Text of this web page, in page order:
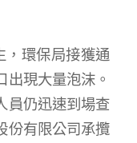
，環保局接獲通
現大量泡沫。
員仍迅速到場查
份有限公司承攬